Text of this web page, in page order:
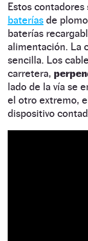
Estos contadores
baterías de
baterías
alimentación. La
sencilla. Los
carretera,
lado de la vía se
el otro extremo,
dispositivo